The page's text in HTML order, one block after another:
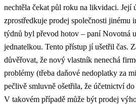
nechtěla čekat půl roku na likvidaci. Její
zprostředkuje prodej společnosti jinému
týdnů byl převod hotov – paní Novotná
jednatelkou. Tento přístup jí ušetřil čas.
důvěřovat, že nový vlastník nenechá
problémy (třeba daňové nedoplatky za
pečlivě smluvně ošetřila, že účetnictví
V takovém případě může být prodej